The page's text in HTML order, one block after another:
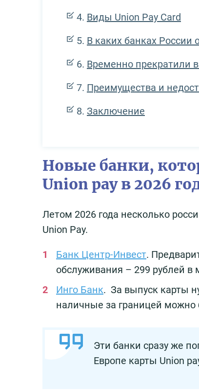
Виды Union Pay Card
В каких банках России
Временно прекратили
Преимущества и
Заключение
Новые банки,
Union pay в 2026
Летом 2026 года несколько
Union Pay.
Банк Центр-Инвест.
обслуживания – 299 рублей в
Инго Банк. За выпуск карты
наличные за границей можно
Эти банки сразу же
Европе карты Union